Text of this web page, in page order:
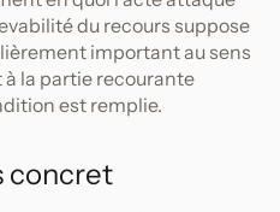
du recours suppose
important au sens
à la partie recourante
est remplie.
concret